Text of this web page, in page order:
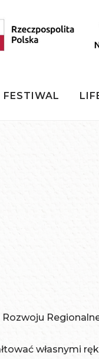
FESTIWAL
własnymi